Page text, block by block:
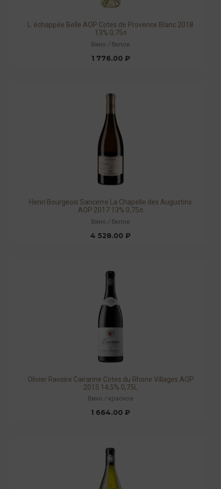
Lˈéchappée Belle AOP Cotes de Provence Blanc 2018
13% 0,75л
Вино / белое
1 776.00 ₽
Henri Bourgeois Sancerre La Chapelle des Augustins
AOP 2017 13% 0,75л
Вино / белое
4 528.00 ₽
Olivier Ravoire Cairanne Cotes du Rhone Villages AOP
2015 14,5% 0,75L
Вино / красное
1 664.00 ₽